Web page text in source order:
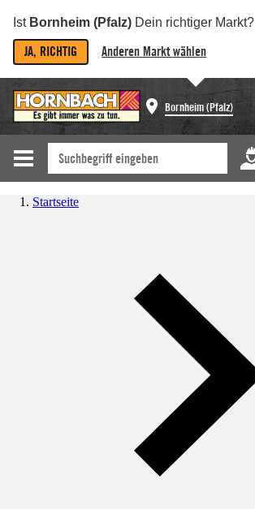
Ist Bornheim (Pfalz) Dein richtiger Markt?
JA, RICHTIG Anderen Markt wählen
Bornheim (Pfalz)
Startseite